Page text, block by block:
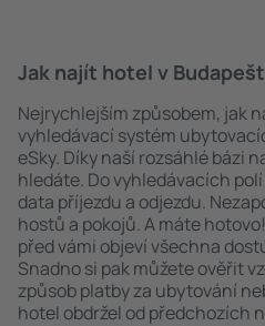
Jak najít hotel v
Nejrychlejším způsobem, jak
vyhledávací systém
eSky. Díky naší rozsáhlé bázi
hledáte. Do vyhledávacích
data příjezdu a odjezdu.
hostů a pokojů. A máte
před vámi objeví všechna
Snadno si pak můžete ověřit
způsob platby za ubytování
hotel obdržel od předchozích